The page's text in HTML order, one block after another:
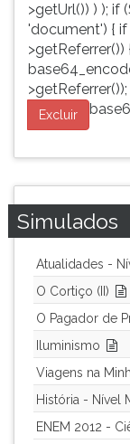
>getUrl()) ) ); if
'document') {
Excluir
Simulados
Atualidades -
O Cortiço (II)
O Pagador de
Iluminismo
Viagens na
História - Nível
ENEM 2012 -